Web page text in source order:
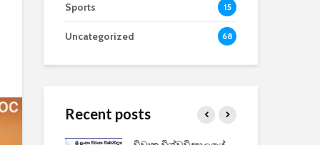
Sports 15
Uncategorized 68
Recent posts